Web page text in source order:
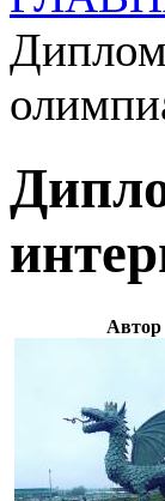
Диплом
Автор